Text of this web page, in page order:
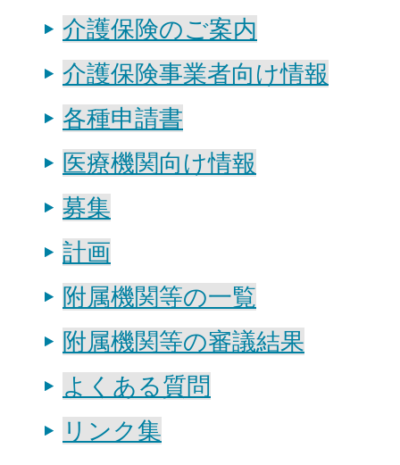
介護保険のご案内
介護保険事業者向け情報
各種申請書
医療機関向け情報
募集
計画
附属機関等の一覧
附属機関等の審議結果
よくある質問
リンク集